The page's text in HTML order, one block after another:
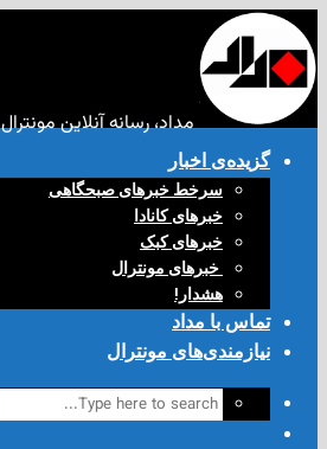
مداد، رسانه آنلاین مونترال
گزیده‌ی‌ اخبار
سرخط خبرهای صبحگاهی
خبرهای کانادا
خبرهای کبک
‌ خبرهای مونترال
هشدار!
تماس با مداد
نیازمندی‌های مونترال